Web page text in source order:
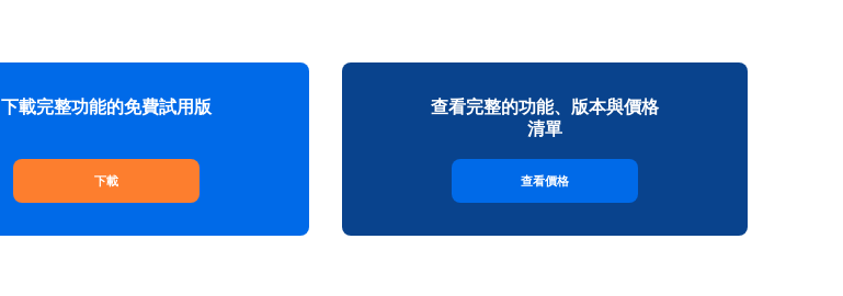
下載完整功能的免費試用版
下載
查看完整的功能、版本與價格
清單
查看價格